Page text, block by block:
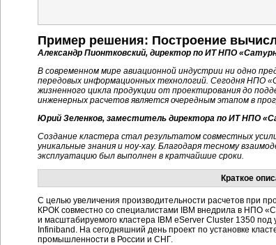
Пример решения: Построение
Александр Пионтковский, директор по ИТ НПО
В современном мире авиационной индустрии ни одно
передовых информационных технологий. Сегодня НПО
жизненного цикла продукции от проектирования до
инженерных расчетов является очередным этапом в
Юрий Зеленков, заместитель директора по ИТ НПО
Создание кластера стал результатом совместных
уникальные знания и ноу-хау. Благодаря тесному
эксплуатацию был выполнен в кратчайшие сроки.
Краткое
C целью увеличения производительности расчетов при
КРОК совместно со специалистами IBM внедрила в НПО
и масштабируемого кластера IBM eServer Cluster 1350
Infiniband. На сегодняшний день проект по установке
промышленности в России и СНГ.